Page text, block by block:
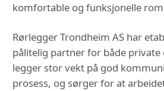
komfortable og funksjonelle
Rørlegger Trondheim AS har
pålitelig partner for både private
legger stor vekt på god
prosess, og sørger for at